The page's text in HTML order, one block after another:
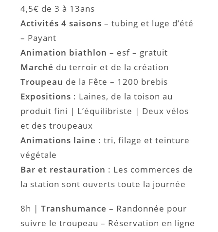
4,5€ de 3 à 13ans
Activités 4 saisons – tubing et luge d’été
– Payant
Animation biathlon – esf – gratuit
Marché du terroir et de la création
Troupeau de la Fête – 1200 brebis
Expositions : Laines, de la toison au
produit fini | L’équilibriste | Deux vélos
et des troupeaux
Animations laine : tri, filage et teinture
végétale
Bar et restauration : Les commerces de
la station sont ouverts toute la journée
8h |Transhumance – Randonnée pour
suivre le troupeau – Réservation en ligne